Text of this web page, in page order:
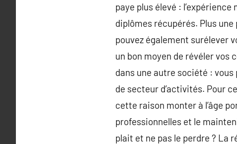
paye plus élevé :
diplômes récupérés. Plus
pouvez également surélever
un bon moyen de révéler vos
dans une autre société : vous
de secteur d’activités. Pour
cette raison monter à l’âge
professionnelles et le
plait et ne pas le perdre ? La